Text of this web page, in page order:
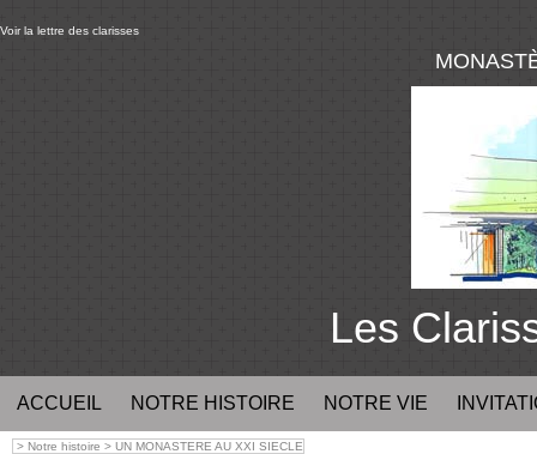
Voir la lettre des clarisses
Les
ACCUEIL NOTRE HISTOIRE NOTRE VIE
> Notre histoire > UN MONASTERE AU XXI SIECLE